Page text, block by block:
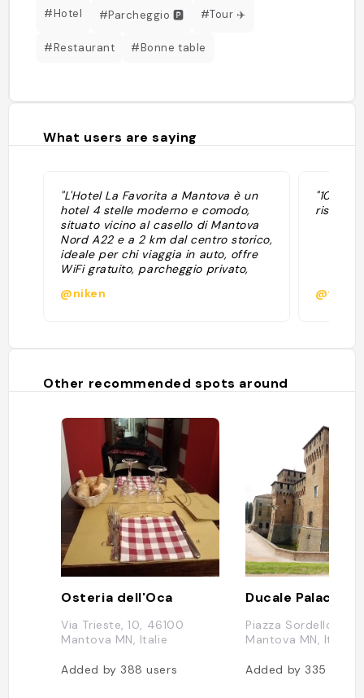
#Hotel #Parcheggio 🅿️ #Tour ✈️
#Restaurant #Bonne table
What users are saying
"L'Hotel La Favorita a Mantova è un
hotel 4 stelle moderno e comodo,
situato vicino al casello di Mantova
Nord A22 e a 2 km dal centro storico,
ideale per chi viaggia in auto, offre
WiFi gratuito, parcheggio privato,
apprezzato per la qualità della
WiFi gratuito, parcheggio privato,
casello"
@niken
"100€ -
Other recommended spots around
Osteria dell'Oca
Via Trieste, 10, 46100
Mantova MN, Italie
Added by 388users
Ducale Palace
Piazza Sordello,
Mantova MN, Italie
Added by 335